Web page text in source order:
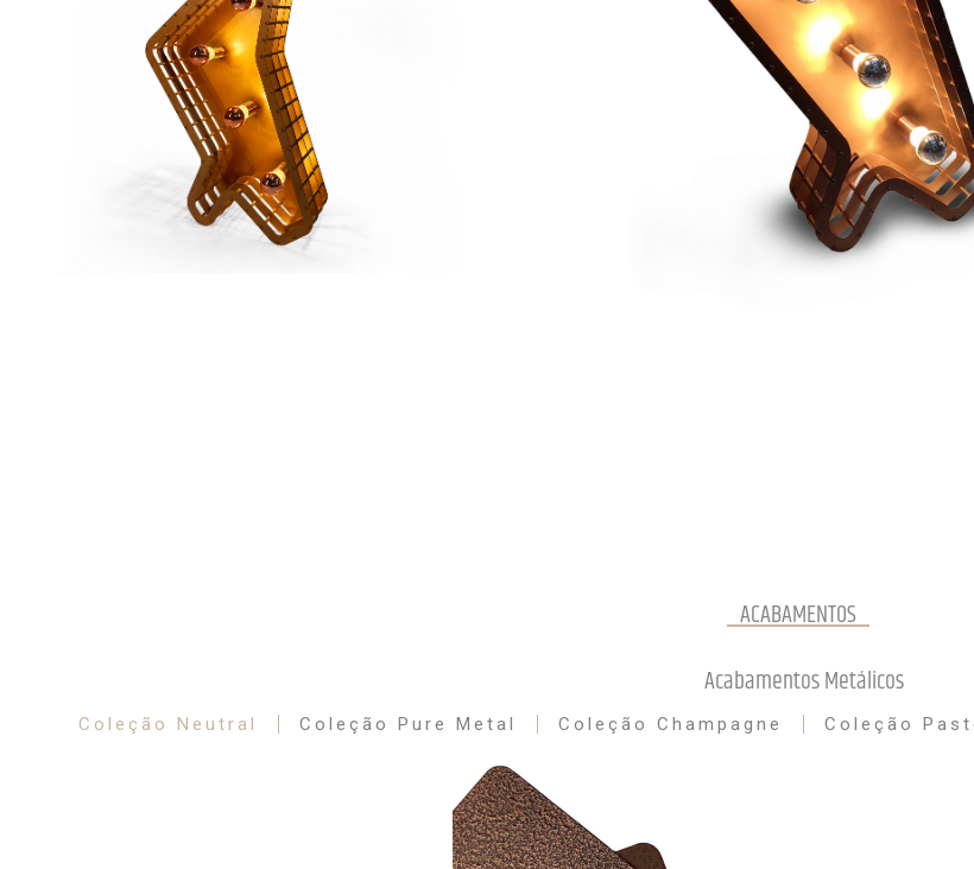
ACABAMENTOS
Acabamentos Metálicos
Coleção Neutral Coleção Pure Metal Coleção Champagne Coleção